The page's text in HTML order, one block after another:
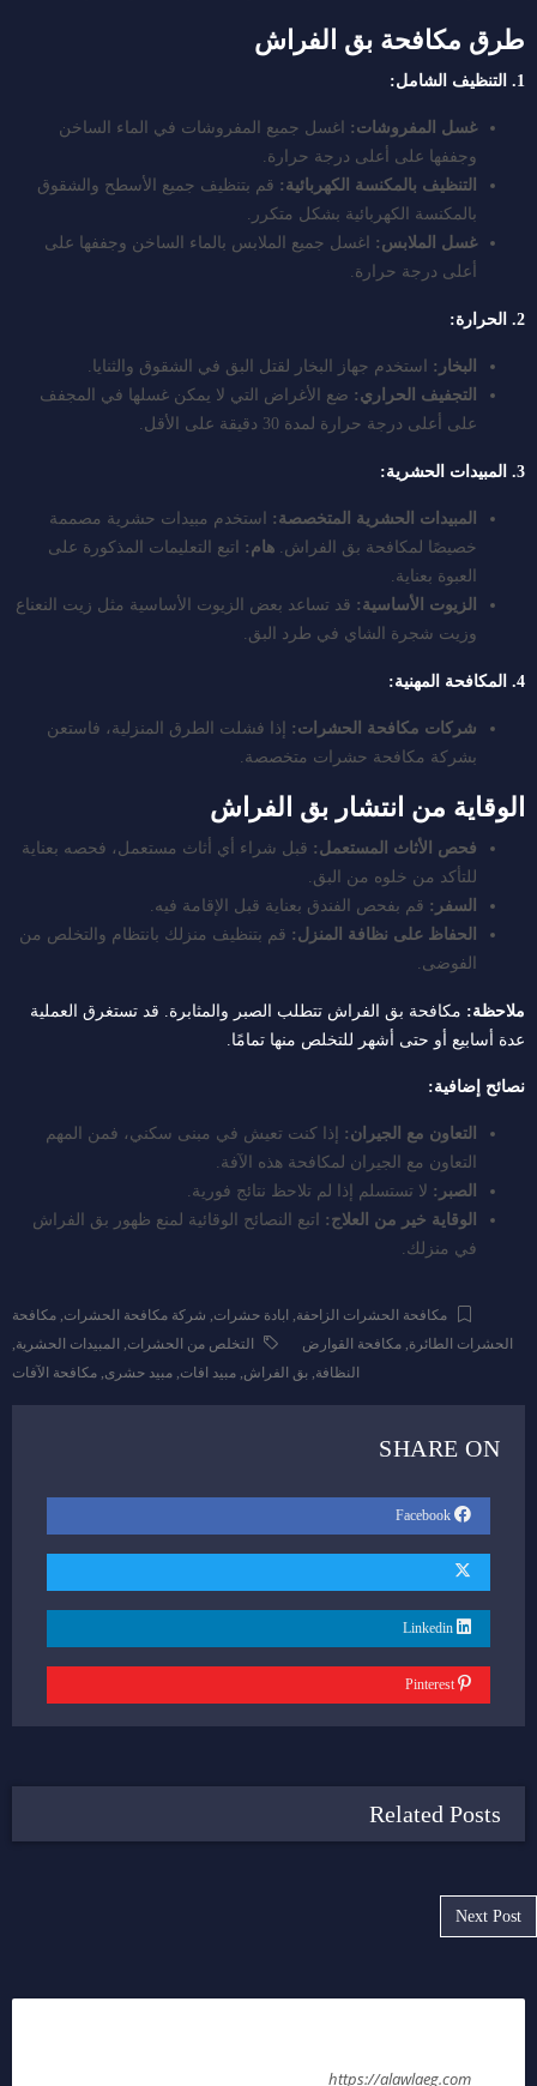
طرق مكافحة بق الفراش
1. التنظيف الشامل:
غسل المفروشات: اغسل جميع المفروشات في الماء الساخن
وجففها على أعلى درجة حرارة.
التنظيف بالمكنسة الكهربائية: قم بتنظيف جميع الأسطح والشقوق
بالمكنسة الكهربائية بشكل متكرر.
غسل الملابس: اغسل جميع الملابس بالماء الساخن وجففها على
أعلى درجة حرارة.
2. الحرارة:
البخار: استخدم جهاز البخار لقتل البق في الشقوق والثنايا.
التجفيف الحراري: ضع الأغراض التي لا يمكن غسلها في المجفف
على أعلى درجة حرارة لمدة 30 دقيقة على الأقل.
3. المبيدات الحشرية:
المبيدات الحشرية المتخصصة: استخدم مبيدات حشرية مصممة
خصيصًا لمكافحة بق الفراش. هام: اتبع التعليمات المذكورة على
العبوة بعناية.
الزيوت الأساسية: قد تساعد بعض الزيوت الأساسية مثل زيت النعناع
وزيت شجرة الشاي في طرد البق.
4. المكافحة المهنية:
شركات مكافحة الحشرات: إذا فشلت الطرق المنزلية، فاستعن
بشركة مكافحة حشرات متخصصة.
الوقاية من انتشار بق الفراش
فحص الأثاث المستعمل: قبل شراء أي أثاث مستعمل، فحصه بعناية
للتأكد من خلوه من البق.
السفر: قم بفحص الفندق بعناية قبل الإقامة فيه.
الحفاظ على نظافة المنزل: قم بتنظيف منزلك بانتظام والتخلص من
الفوضى.
ملاحظة: مكافحة بق الفراش تتطلب الصبر والمثابرة. قد تستغرق العملية
عدة أسابيع أو حتى أشهر للتخلص منها تمامًا.
نصائح إضافية:
التعاون مع الجيران: إذا كنت تعيش في مبنى سكني، فمن المهم
التعاون مع الجيران لمكافحة هذه الآفة.
الصبر: لا تستسلم إذا لم تلاحظ نتائج فورية.
الوقاية خير من العلاج: اتبع النصائح الوقائية لمنع ظهور بق الفراش
في منزلك.
مكافحة الحشرات الزاحفة, ابادة حشرات, شركة مكافحة الحشرات, مكافحة
الحشرات الطائرة, مكافحة القوارض التخلص من الحشرات, المبيدات الحشرية,
النظافة, بق الفراش, مبيد افات, مبيد حشرى, مكافحة الآفات
SHARE ON
Related Posts
Post navigation
Next Post
https://alawlaeg.com